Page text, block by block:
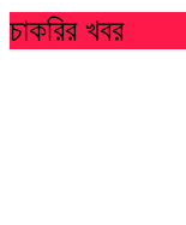
চাকরির খবর